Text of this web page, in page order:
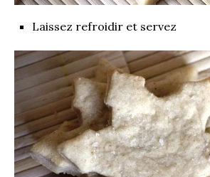
Laissez refroidir et servez